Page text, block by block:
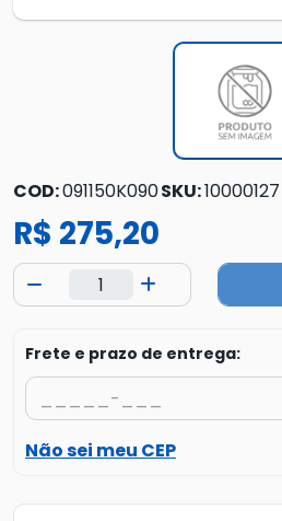
COD:091150K090SKU:10000127
R$ 275,20
Frete e prazo de entrega:
Não sei meu CEP